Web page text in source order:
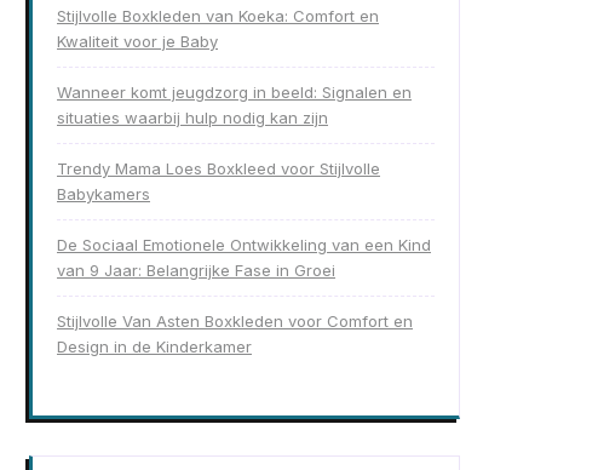
Stijlvolle Boxkleden van Koeka: Comfort en
Kwaliteit voor je Baby
Wanneer komt jeugdzorg in beeld: Signalen en
situaties waarbij hulp nodig kan zijn
Trendy Mama Loes Boxkleed voor Stijlvolle
Babykamers
De Sociaal Emotionele Ontwikkeling van een Kind
van 9 Jaar: Belangrijke Fase in Groei
Stijlvolle Van Asten Boxkleden voor Comfort en
Design in de Kinderkamer